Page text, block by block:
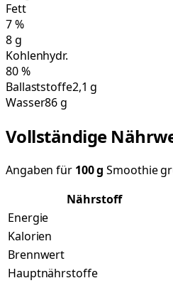
Fett
7%
8g
Kohlenhydr.
80%
Ballaststoffe2,1 g
Wasser86 g
Vollständige
Angaben für 100g Smoothie
Nährstoff
Energie
Kalorien
Brennwert
Hauptnährstoffe